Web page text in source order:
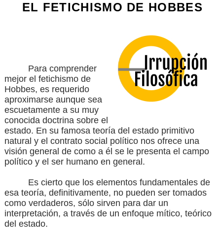
EL FETICHISMO DE HOBBES
Para comprender
mejor el fetichismo de
Hobbes, es requerido
aproximarse aunque sea
escuetamente a su muy
conocida doctrina sobre el
estado. En su famosa teoría del estado primitivo
natural y el contrato social político nos ofrece una
visión general de como a él se le presenta el campo
político y el ser humano en general.
Es cierto que los elementos fundamentales de
esa teoría, definitivamente, no pueden ser tomados
como verdaderos, sólo sirven para dar un
interpretación, a través de un enfoque mítico, teórico
del estado.